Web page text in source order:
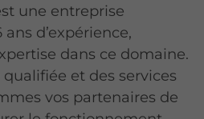
une entreprise
d’expérience,
dans ce domaine.
et des services
vos partenaires de